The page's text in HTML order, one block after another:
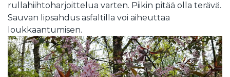
rullahiihtoharjoittelua varten. Piikin pitää olla terävä.
Sauvan lipsahdus asfaltilla voi aiheuttaa
loukkaantumisen.